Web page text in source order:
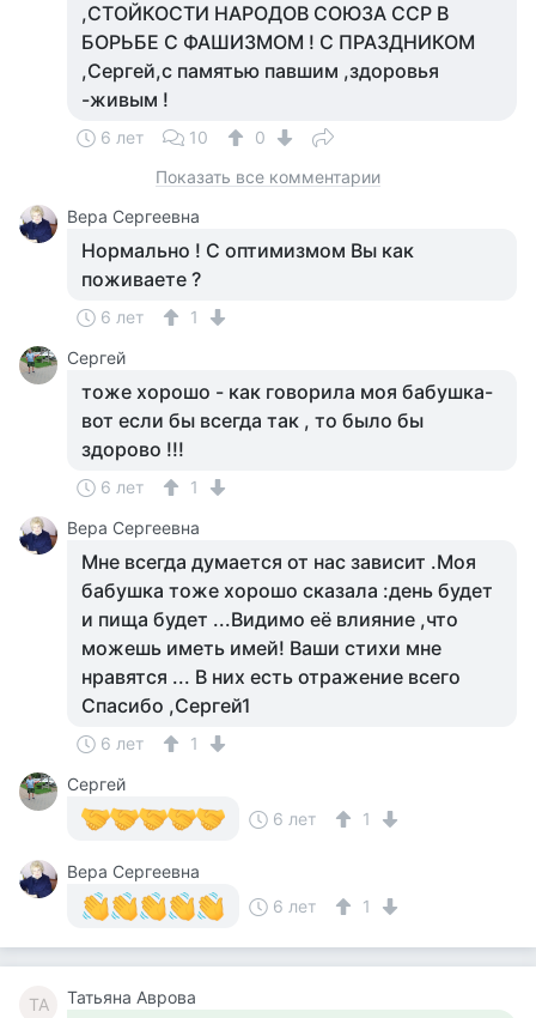
,СТОЙКОСТИ НАРОДОВ СОЮЗА ССР В
БОРЬБЕ С ФАШИЗМОМ ! С ПРАЗДНИКОМ
,Сергей,с памятью павшим ,здоровья
-живым !
6 лет 10
0
Показать все комментарии
Вера Сергеевна
Нормально ! С оптимизмом Вы как
поживаете ?
6 лет
1
Сергей
тоже хорошо - как говорила моя бабушка-
вот если бы всегда так , то было бы
здорово !!!
6 лет
1
Вера Сергеевна
Мне всегда думается от нас зависит .Моя
бабушка тоже хорошо сказала :день будет
и пища будет ...Видимо её влияние ,что
можешь иметь имей! Ваши стихи мне
нравятся ... В них есть отражение всего
Спасибо ,Сергей1
6 лет
1
Сергей
6 лет
1
Вера Сергеевна
6 лет
1
ТА Татьяна Аврова